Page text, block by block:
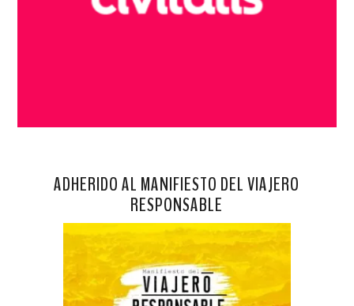
ADHERIDO AL MANIFIESTO DEL VIAJERO
RESPONSABLE